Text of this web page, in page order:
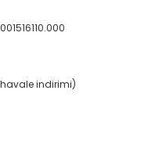
havale indirimi)